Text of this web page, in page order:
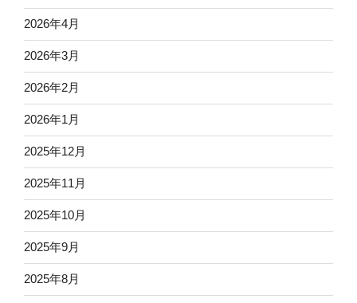
2026年4月
2026年3月
2026年2月
2026年1月
2025年12月
2025年11月
2025年10月
2025年9月
2025年8月